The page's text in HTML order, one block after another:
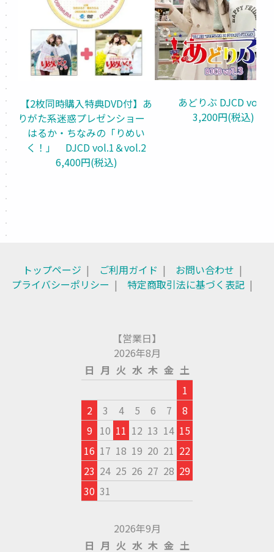
【2枚同時購入特典DVD付】あ
りがた系迷惑プレゼンショー
はるか・ちなみの「りめい
く！」　DJCD vol.1＆vol.2
6,400円(税込)
あどりぶ DJCD vol.3
3,200円(税込)
トップページ ご利用ガイド
お問い合わせ
プライバシーポリシー
特定商取引法に基づく表記
【営業日】
2026年8月
日 月 火 水 木 金 土
1
2
3 4 5 6 7
8
9 10 11 12 13 14 15
16 17 18 19 20 21 22
23 24 25 26 27 28 29
30 31
2026年9月
日 月 火 水 木 金 土